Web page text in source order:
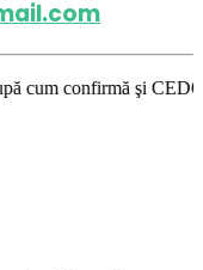
şi CEDO în cazul